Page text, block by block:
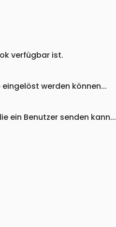
verfügbar ist.
werden können...
ein Benutzer senden kann...